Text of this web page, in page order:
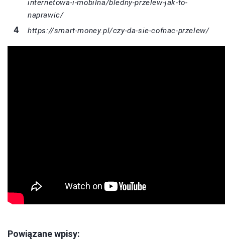
internetowa-i-mobilna/bledny-przelew-jak-to-
naprawic/
https://smart-money.pl/czy-da-sie-cofnac-przelew/
Powiązane wpisy: